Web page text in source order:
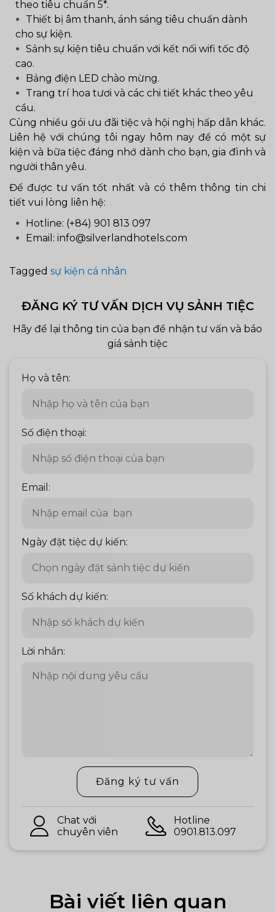
theo tiêu chuẩn 5*.
Thiết bị âm thanh, ánh sáng tiêu chuẩn dành
cho sự kiện.
Sảnh sự kiện tiêu chuẩn với kết nối wifi tốc độ
cao.
Bảng điện LED chào mừng.
Trang trí hoa tươi và các chi tiết khác theo yêu
cầu.
Cùng nhiều gói ưu đãi tiệc và hội nghị hấp dẫn khác.
Liên hệ với chúng tôi ngay hôm nay để có một sự
kiện và bữa tiệc đáng nhớ dành cho bạn, gia đình và
người thân yêu.
Để được tư vấn tốt nhất và có thêm thông tin chi
tiết vui lòng liên hệ:
Hotline: (+84) 901 813 097
Email: info@silverlandhotels.com
Tagged sự kiện cá nhân
ĐĂNG KÝ TƯ VẤN DỊCH VỤ SẢNH TIỆC
Hãy để lại thông tin của bạn để nhận tư vấn và báo
giá sảnh tiệc
Họ và tên:
Số điện thoại:
Email:
Ngày đặt tiệc dự kiến:
Số khách dự kiến:
Lời nhắn:
Đăng ký tư vấn
Chat với
chuyên viên
Hotline
0901.813.097
Bài viết liên quan